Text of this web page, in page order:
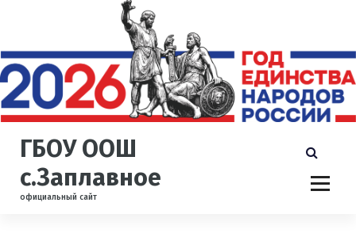
е
й
т
и
ГБОУ ООШ
с.Заплавное
официальный сайт